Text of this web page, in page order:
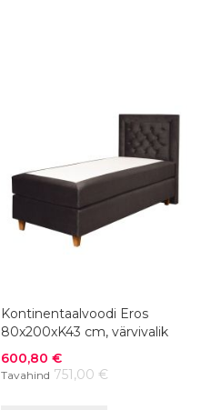
Kontinentaalvoodi Eros
80x200xK43 cm, värvivalik
Soodushind
600,80 €
Tavahind 751,00 €